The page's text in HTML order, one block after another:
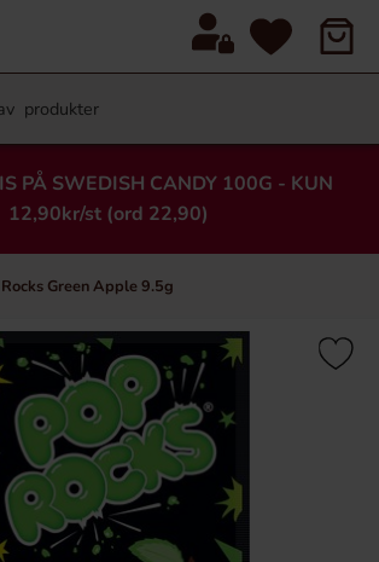
PÅ SWEDISH CANDY 100G - KUN
12,90kr/st (ord 22,90)
Green Apple 9.5g
Heading
×